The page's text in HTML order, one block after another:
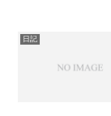
日記